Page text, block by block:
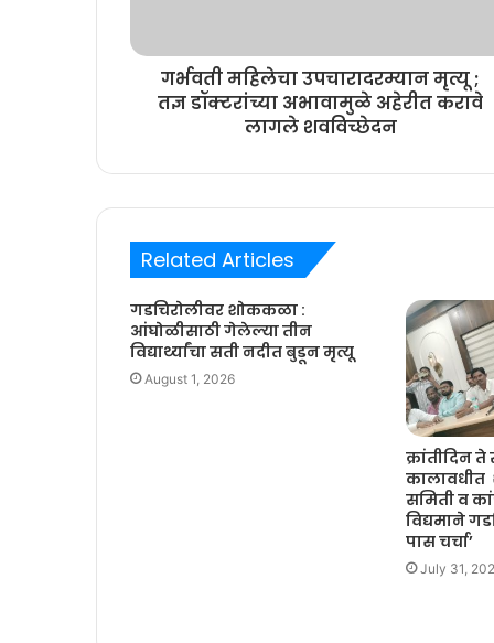
गर्भवती महिलेचा उपचारादरम्यान मृत्यू ;
तज्ञ डॉक्टरांच्या अभावामुळे अहेरीत करावे
लागले शवविच्छेदन
Related Articles
गडचिरोलीवर शोककळा :
आंघोळीसाठी गेलेल्या तीन
विद्यार्थ्यांचा सती नदीत बुडून मृत्यू
August 1, 2026
क्रांतीदिन ते
कालावधीत
समिती व
विद्यमाने
पास चर्चा’
July 31,